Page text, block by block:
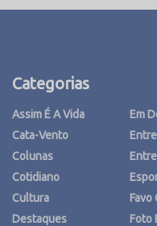
Categorias
Assim É A Vida
Cata-Vento
Colunas
Cotidiano
Cultura
Destaques
Em
Favo
Foto